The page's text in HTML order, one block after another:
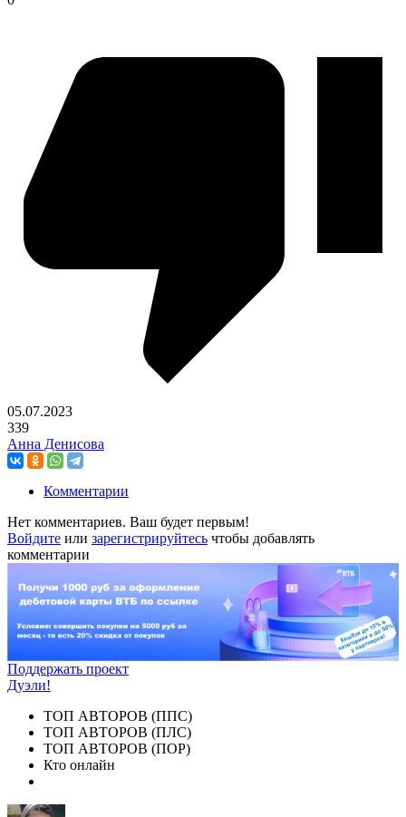
05.07.2023
339
Анна Денисова
Комментарии
Нет комментариев. Ваш будет первым!
Войдите или зарегистрируйтесь чтобы добавлять
комментарии
Поддержать проект
Дуэли!
ТОП АВТОРОВ (ППС)
ТОП АВТОРОВ (ПЛС)
ТОП АВТОРОВ (ПОР)
Кто онлайн